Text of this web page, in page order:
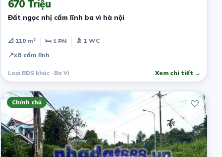
670 Triệu
Đất ngọc nhị cẩm lĩnh ba vì hà nội
📐 110 m² 🛏 1 PN
🚿 1 WC
📍xã cẩm lĩnh
Loại BĐS khác · Ba Vì Xem chi tiết →
Chính chủ